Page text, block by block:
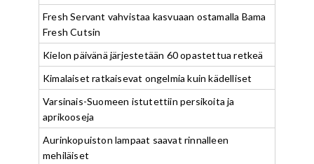
Fresh Servant vahvistaa kasvuaan ostamalla Bama
Fresh Cutsin
Kielon päivänä järjestetään 60 opastettua retkeä
Kimalaiset ratkaisevat ongelmia kuin kädelliset
Varsinais-Suomeen istutettiin persikoita ja
aprikooseja
Aurinkopuiston lampaat saavat rinnalleen
mehiläiset